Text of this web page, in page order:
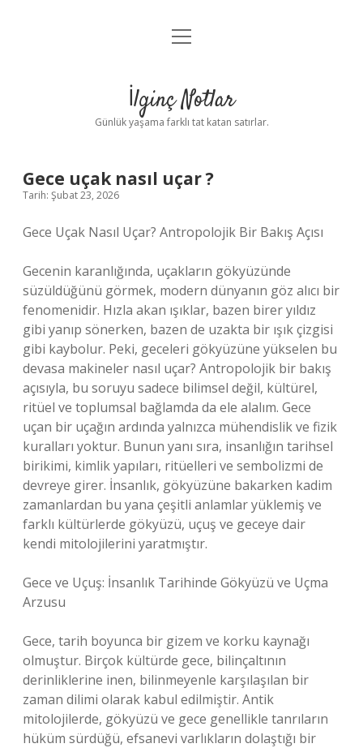
Anasayfa
Yasal Uyarı
menüyü
İlginç Notlar
Günlük yaşama farklı tat katan satırlar.
Gece uçak nasıl uçar ?
Tarih: Şubat 23, 2026
Gece Uçak Nasıl Uçar? Antropolojik Bir Bakış Açısı
Gecenin karanlığında, uçakların gökyüzünde
süzüldüğünü görmek, modern dünyanın göz alıcı bir
fenomenidir. Hızla akan ışıklar, bazen birer yıldız
gibi yanıp sönerken, bazen de uzakta bir ışık çizgisi
gibi kaybolur. Peki, geceleri gökyüzüne yükselen bu
devasa makineler nasıl uçar? Antropolojik bir bakış
açısıyla, bu soruyu sadece bilimsel değil, kültürel,
ritüel ve toplumsal bağlamda da ele alalım. Gece
uçan bir uçağın ardında yalnızca mühendislik ve fizik
kuralları yoktur. Bunun yanı sıra, insanlığın tarihsel
birikimi, kimlik yapıları, ritüelleri ve sembolizmi de
devreye girer. İnsanlık, gökyüzüne bakarken kadim
zamanlardan bu yana çeşitli anlamlar yüklemiş ve
farklı kültürlerde gökyüzü, uçuş ve geceye dair
kendi mitolojilerini yaratmıştır.
Gece ve Uçuş: İnsanlık Tarihinde Gökyüzü ve Uçma
Arzusu
Gece, tarih boyunca bir gizem ve korku kaynağı
olmuştur. Birçok kültürde gece, bilinçaltının
derinliklerine inen, bilinmeyenle karşılaşılan bir
zaman dilimi olarak kabul edilmiştir. Antik
mitolojilerde, gökyüzü ve gece genellikle tanrıların
hüküm sürdüğü, efsanevi varlıkların dolaştığı bir